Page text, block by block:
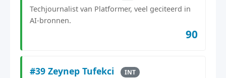
Techjournalist van Platformer, veel geciteerd in
AI-bronnen.
90
#39 Zeynep Tufekci INT